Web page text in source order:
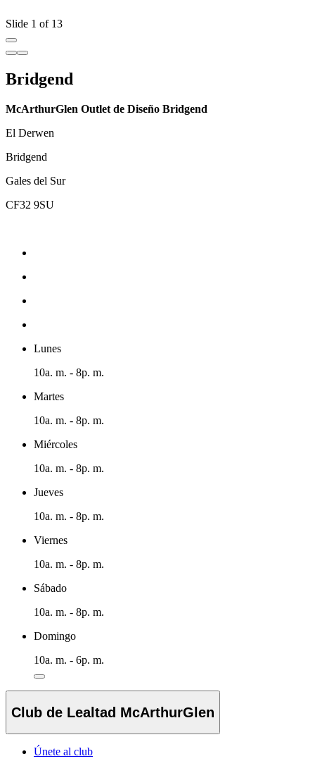
Slide 1 of 13
Bridgend
McArthurGlen Outlet de Diseño Bridgend
El Derwen
Bridgend
Gales del Sur
CF32 9SU
Lunes
10a. m. - 8p. m.
Martes
10a. m. - 8p. m.
Miércoles
10a. m. - 8p. m.
Jueves
10a. m. - 8p. m.
Viernes
10a. m. - 8p. m.
Sábado
10a. m. - 8p. m.
Domingo
10a. m. - 6p. m.
Club de Lealtad McArthurGlen
Únete al club